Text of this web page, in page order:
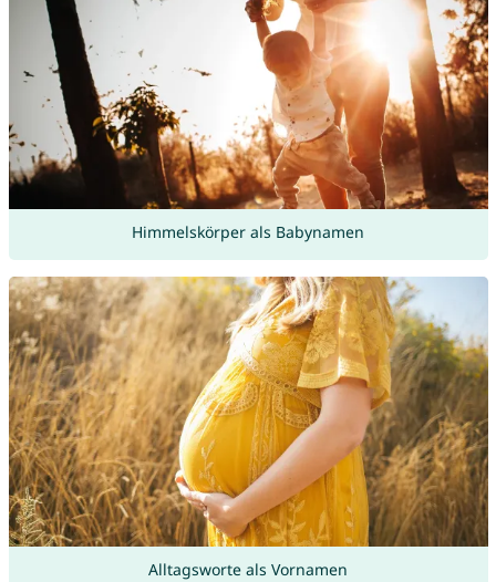
Himmelskörper als Babynamen
Alltagsworte als Vornamen